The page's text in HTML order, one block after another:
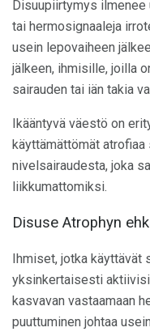
Disuupiirtymys
tai hermosignaaleja
usein lepovaiheen
jälkeen, ihmisille, joilla
sairauden tai iän takia
Ikääntyvä väestö on
käyttämättömät
nivelsairaudesta, joka
liikkumattomiksi.
Disuse Atrophyn
Ihmiset, jotka käyttävät
yksinkertaisesti
kasvavan vastaamaan
puuttuminen johtaa